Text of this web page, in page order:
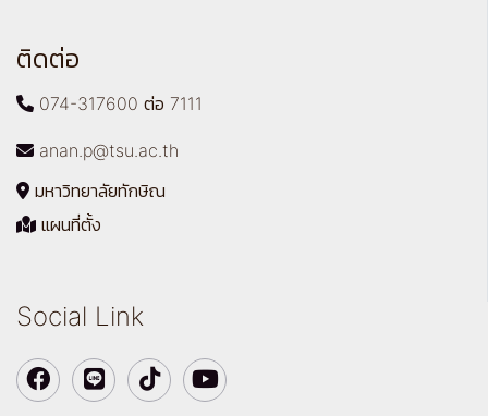
ติดต่อ
074-317600 ต่อ 7111
anan.p@tsu.ac.th
มหาวิทยาลัยทักษิณ
แผนที่ตั้ง
Social Link